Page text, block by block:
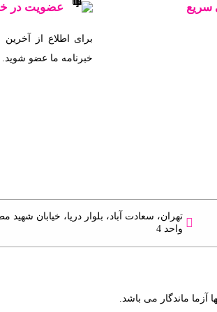
عضویت در
برای اطلاع از
خبرنامه ما عضو شوید.
واحد 4
ماندگار می باشد.